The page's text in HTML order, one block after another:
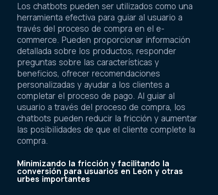
Los chatbots pueden ser utilizados como una
herramienta efectiva para guiar al usuario a
través del proceso de compra en el e-
commerce. Pueden proporcionar información
detallada sobre los productos, responder
preguntas sobre las características y
beneficios, ofrecer recomendaciones
personalizadas y ayudar a los clientes a
completar el proceso de pago. Al guiar al
usuario a través del proceso de compra, los
chatbots pueden reducir la fricción y aumentar
las posibilidades de que el cliente complete la
compra.
Minimizando la fricción y facilitando la
conversión para usuarios en León y otras
urbes importantes